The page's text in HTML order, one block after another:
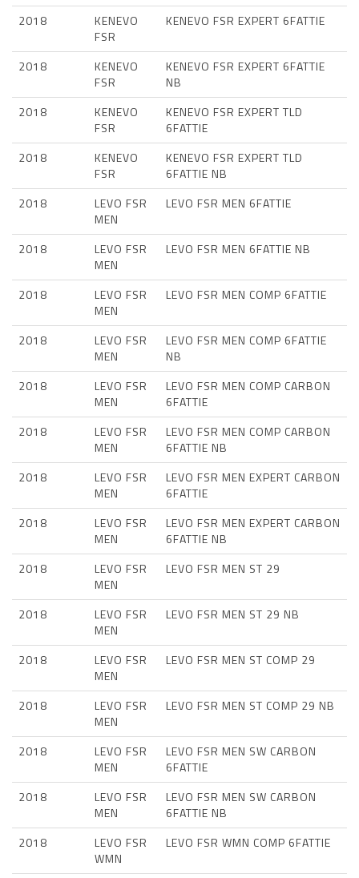
2018
KENEVO
FSR
KENEVO FSR EXPERT 6FATTIE
2018
KENEVO
FSR
KENEVO FSR EXPERT 6FATTIE
NB
2018
KENEVO
FSR
KENEVO FSR EXPERT TLD
6FATTIE
2018
KENEVO
FSR
KENEVO FSR EXPERT TLD
6FATTIE NB
2018
LEVO FSR
MEN
LEVO FSR MEN 6FATTIE
2018
LEVO FSR
MEN
LEVO FSR MEN 6FATTIE NB
2018
LEVO FSR
MEN
LEVO FSR MEN COMP 6FATTIE
2018
LEVO FSR
MEN
LEVO FSR MEN COMP 6FATTIE
NB
2018
LEVO FSR
MEN
LEVO FSR MEN COMP CARBON
6FATTIE
2018
LEVO FSR
MEN
LEVO FSR MEN COMP CARBON
6FATTIE NB
2018
LEVO FSR
MEN
LEVO FSR MEN EXPERT CARBON
6FATTIE
2018
LEVO FSR
MEN
LEVO FSR MEN EXPERT CARBON
6FATTIE NB
2018
LEVO FSR
MEN
LEVO FSR MEN ST 29
2018
LEVO FSR
MEN
LEVO FSR MEN ST 29 NB
2018
LEVO FSR
MEN
LEVO FSR MEN ST COMP 29
2018
LEVO FSR
MEN
LEVO FSR MEN ST COMP 29 NB
2018
LEVO FSR
MEN
LEVO FSR MEN SW CARBON
6FATTIE
2018
LEVO FSR
MEN
LEVO FSR MEN SW CARBON
6FATTIE NB
2018
LEVO FSR
WMN
LEVO FSR WMN COMP 6FATTIE